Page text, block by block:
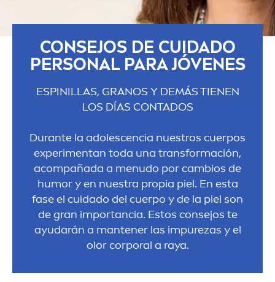
CONSEJOS DE CUIDADO
PERSONAL PARA JÓVENES
ESPINILLAS, GRANOS Y DEMÁS TIENEN
LOS DÍAS CONTADOS
Durante la adolescencia nuestros cuerpos
experimentan toda una transformación,
acompañada a menudo por cambios de
humor y en nuestra propia piel. En esta
fase el cuidado del cuerpo y de la piel son
de gran importancia. Estos consejos te
ayudarán a mantener las impurezas y el
olor corporal a raya.